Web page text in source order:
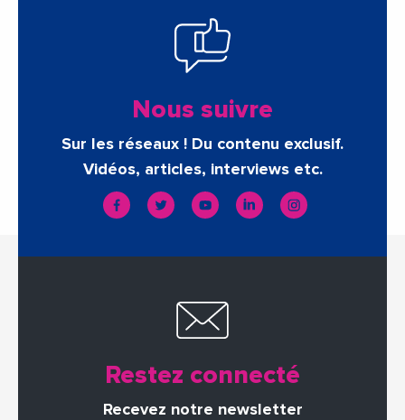
Nous suivre
Sur les réseaux ! Du contenu exclusif.
Vidéos, articles, interviews etc.
Restez connecté
Recevez notre newsletter